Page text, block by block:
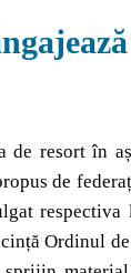
de resort în
de
Ordinul